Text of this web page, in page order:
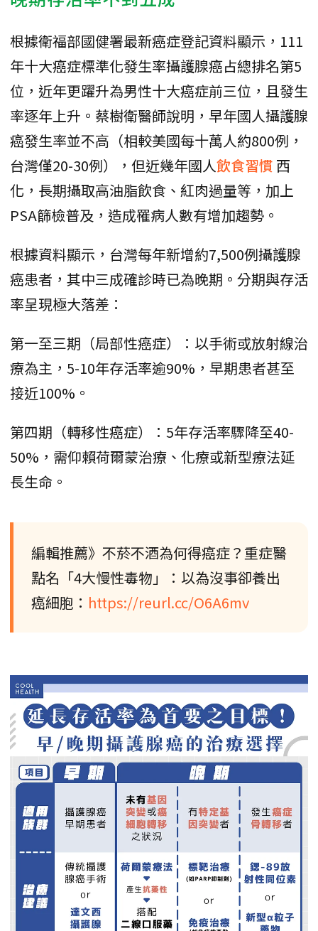
根據衛福部國健署最新癌症登記資料顯示，111
年十大癌症標準化發生率攝護腺癌占總排名第5
位，近年更躍升為男性十大癌症前三位，且發生
率逐年上升。蔡樹衛醫師說明，早年國人攝護腺
癌發生率並不高（相較美國每十萬人約800例，
台灣僅20-30例），但近幾年國人飲食習慣 西
化，長期攝取高油脂飲食、紅肉過量等，加上
PSA篩檢普及，造成罹病人數有增加趨勢。
根據資料顯示，台灣每年新增約7,500例攝護腺
癌患者，其中三成確診時已為晚期。分期與存活
率呈現極大落差：
第一至三期（局部性癌症）：以手術或放射線治
療為主，5-10年存活率逾90%，早期患者甚至
接近100%。
第四期（轉移性癌症）：5年存活率驟降至40-
50%，需仰賴荷爾蒙治療、化療或新型療法延
長生命。
編輯推薦》不菸不酒為何得癌症？重症醫
點名「4大慢性毒物」：以為沒事卻養出
癌細胞： https://reurl.cc/O6A6mv